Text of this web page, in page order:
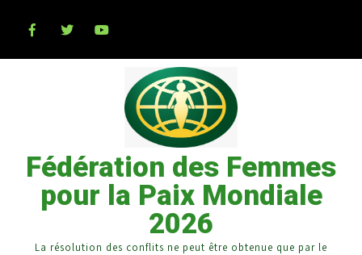
Fédération des Femmes
pour la Paix Mondiale
2026
La résolution des conflits ne peut être obtenue que par le